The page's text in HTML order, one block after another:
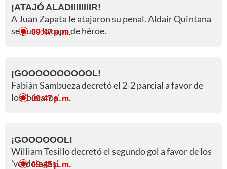
¡ATAJÓ ALADIIIIIIIIR!
A Juan Zapata le atajaron su penal. Aldair Quintana
se puso la capa de héroe.
09:47 p. m.
¡GOOOOOOOOOOL!
Fabián Sambueza decretó el 2-2 parcial a favor de
los 'búcaros'.
09:47 p. m.
¡GOOOOOOL!
William Tesillo decretó el segundo gol a favor de los
'verdolagas'.
09:45 p. m.